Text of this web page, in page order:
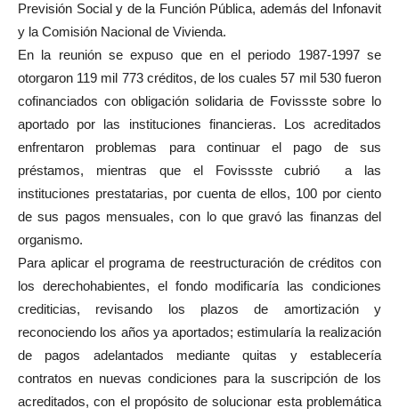
Previsión Social y de la Función Pública, además del Infonavit
y la Comisión Nacional de Vivienda.
En la reunión se expuso que en el periodo 1987-1997 se
otorgaron 119 mil 773 créditos, de los cuales 57 mil 530 fueron
cofinanciados con obligación solidaria de Fovissste sobre lo
aportado por las instituciones financieras. Los acreditados
enfrentaron problemas para continuar el pago de sus
préstamos, mientras que el Fovissste cubrió a las
instituciones prestatarias, por cuenta de ellos, 100 por ciento
de sus pagos mensuales, con lo que gravó las finanzas del
organismo.
Para aplicar el programa de reestructuración de créditos con
los derechohabientes, el fondo modificaría las condiciones
crediticias, revisando los plazos de amortización y
reconociendo los años ya aportados; estimularía la realización
de pagos adelantados mediante quitas y establecería
contratos en nuevas condiciones para la suscripción de los
acreditados, con el propósito de solucionar esta problemática